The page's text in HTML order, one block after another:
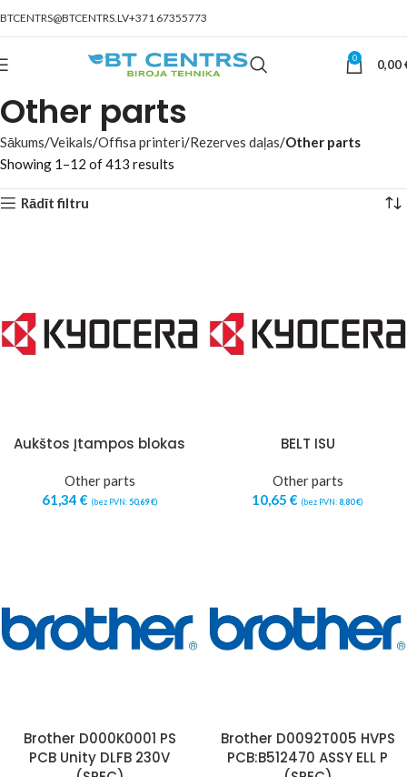
BTCENTRS@BTCENTRS.LV+371 67355773
0 0,00
Other parts
Sākums Veikals Offisa printeri Rezerves daļas Other parts
Showing 1–12 of 413 results
Rādīt filtru
Aukštos Įtampos blokas
Other parts
61,34 € (bez PVN: 50,69€)
BELT ISU
Other parts
10,65 € (bez PVN: 8,80€)
Brother D000K0001 PS
PCB Unity DLFB 230V
Brother D0092T005 HVPS
PCB:B512470 ASSY ELL P